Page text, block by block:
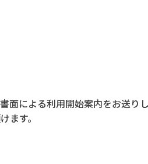
による利用開始案内をお送り
ます。